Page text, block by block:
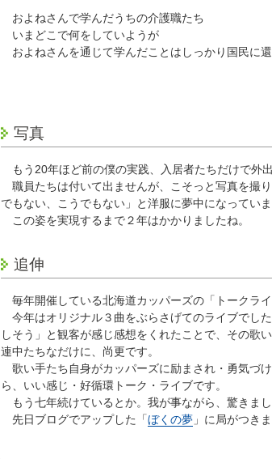
およねさんで学んだうちの介護職たち
いまどこで何をしていようが
およねさんを通じて学んだことはしっかり国民に還
写真
もう20年ほど前の僕の実践、入居者たちだけで外出
職員たちは付いて出ませんが、こそっと写真を撮
でもない、こうでもない」と洋服に夢中になっていま
この姿を実現するまで２年はかかりましたね。
追伸
毎年開催している北海道カッパーズの「トークライ
今年はオリジナル３曲をぶらさげてのライブでし
しそう」と観客が感じ感想をくれたことで、その歌
連中たちなだけに、尚更です。
歌い手たち自身がカッパーズに励まされ・勇気づ
ら、いい感じ・好循環トーク・ライブです。
もう七年続けているとか。我が事ながら、驚きまし
先日ブログでアップした「ぼくの夢」に局がつきま